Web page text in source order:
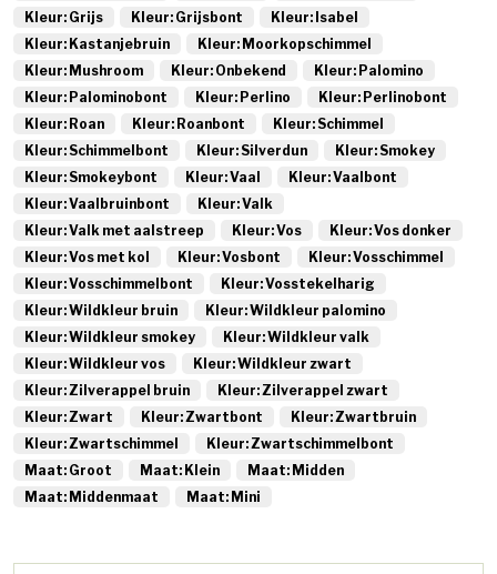
Kleur: Grijs
Kleur: Grijsbont
Kleur: Isabel
Kleur: Kastanjebruin
Kleur: Moorkopschimmel
Kleur: Mushroom
Kleur: Onbekend
Kleur: Palomino
Kleur: Palominobont
Kleur: Perlino
Kleur: Perlinobont
Kleur: Roan
Kleur: Roanbont
Kleur: Schimmel
Kleur: Schimmelbont
Kleur: Silverdun
Kleur: Smokey
Kleur: Smokeybont
Kleur: Vaal
Kleur: Vaalbont
Kleur: Vaalbruinbont
Kleur: Valk
Kleur: Valk met aalstreep
Kleur: Vos
Kleur: Vos donker
Kleur: Vos met kol
Kleur: Vosbont
Kleur: Vosschimmel
Kleur: Vosschimmelbont
Kleur: Vosstekelharig
Kleur: Wildkleur bruin
Kleur: Wildkleur palomino
Kleur: Wildkleur smokey
Kleur: Wildkleur valk
Kleur: Wildkleur vos
Kleur: Wildkleur zwart
Kleur: Zilverappel bruin
Kleur: Zilverappel zwart
Kleur: Zwart
Kleur: Zwartbont
Kleur: Zwartbruin
Kleur: Zwartschimmel
Kleur: Zwartschimmelbont
Maat: Groot
Maat: Klein
Maat: Midden
Maat: Middenmaat
Maat: Mini